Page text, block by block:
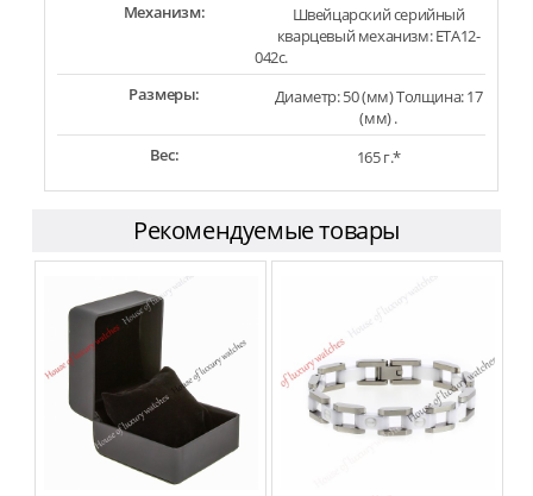
Механизм:
Швейцарский серийный
кварцевый механизм: ETA12-
042c.
Размеры:
Диаметр: 50 (мм) Толщина: 17
(мм) .
Вес:
165 г.*
Рекомендуемые товары